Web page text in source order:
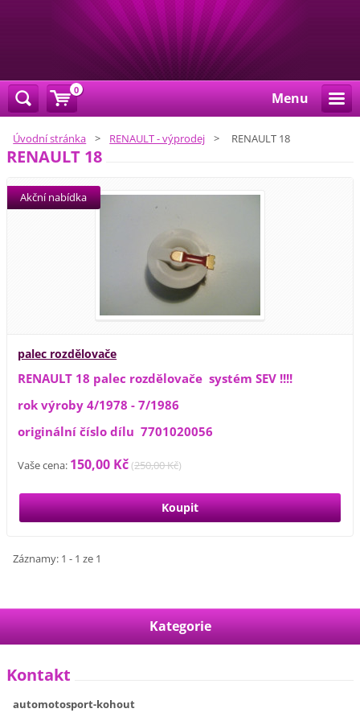
Menu
Úvodní stránka > RENAULT - výprodej > RENAULT 18
RENAULT 18
palec rozdělovače
Akční nabídka
RENAULT 18 palec rozdělovače systém SEV !!!!
rok výroby 4/1978 - 7/1986
originální číslo dílu 7701020056
Vaše cena: 150,00 Kč(250,00 Kč)
Záznamy: 1 - 1 ze 1
Kategorie
Kontakt
automotosport-kohout
0